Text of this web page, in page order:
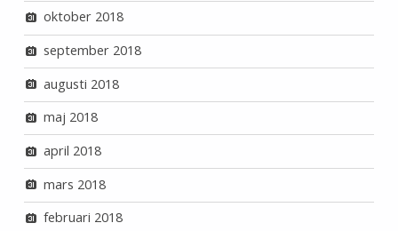
oktober 2018
september 2018
augusti 2018
maj 2018
april 2018
mars 2018
februari 2018